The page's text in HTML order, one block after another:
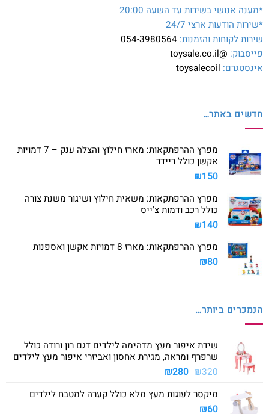
*מענה אנושי בשירות עד השעה 20:00
*שירות הודעות ארצי 24/7
שירות לקוחות והזמנות: 054-3980564
פייסבוק: @toysale.co.il
אינסטגרם: toysalecoil
חדשים באתר…
מפרץ ההרפתקאות: מארז חילוץ והצלה ענק – 7 דמויות
אקשן כולל ריידר
₪150
מפרץ ההרפתקאות: משאית חילוץ ושיגור משנת צורה
כולל רכב ודמות צ'ייס
₪140
מפרץ ההרפתקאות: מארז 8 דמויות אקשן ואספנות
₪80
הנמכרים ביותר…
שידת איפור מעץ מדהימה לילדים דגם רון ורודה כולל
שרפרף ומראה, מגירת אחסון ואביזרי איפור מעץ לילדים
₪320
המחיר
היה:
₪280 המחיר
הוא:
מיקסר לעוגות מעץ מלא כולל קערה למטבח לילדים
₪60